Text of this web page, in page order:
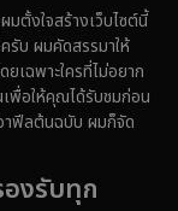
(5)
(91)
1953
ตั้งใจสร้างเว็บไซต์นี้
รับ ผมคัดสรรมาให้
เฉพาะใครที่ไม่อยาก
พื่อให้คุณได้รับชมก่อน
าฟีลต้นฉบับ ผมก็จัด
งรับทุก